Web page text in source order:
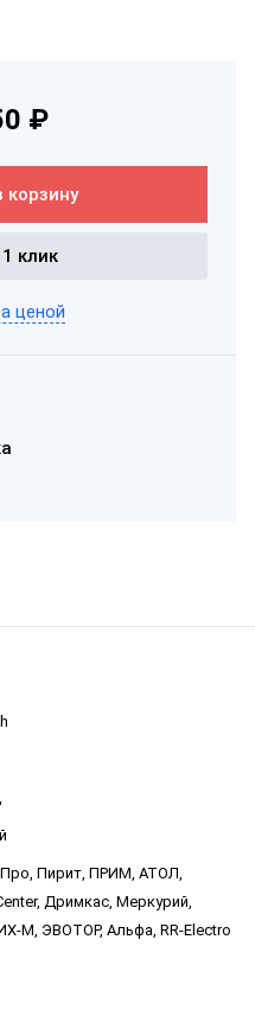
₽
корзину
клик
ценой
Пирит, ПРИМ, АТОЛ,
Дримкас, Меркурий,
М, ЭВОТОР, Альфа, RR-Electro